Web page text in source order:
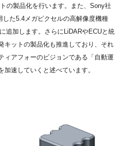
の製品化を行います。また、Sony社
た5.4メガピクセルの高解像度機種
追加します。さらにLiDARやECUと統
キットの製品化も推進しており、それ
ィアフォーのビジョンである「自動運
速していくと述べています。